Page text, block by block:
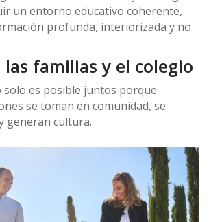
un entorno educativo coherente,
profunda, interiorizada y no
las familias y el colegio
solo es posible juntos porque
se toman en comunidad, se
generan cultura.